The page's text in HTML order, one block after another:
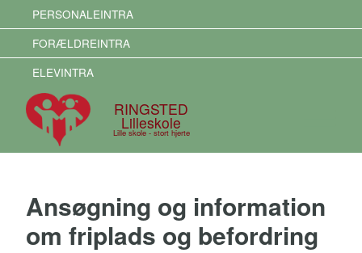
PERSONALEINTRA
FORÆLDREINTRA
ELEVINTRA
RINGSTED
Lilleskole
Lille skole - stort hjerte
Ansøgning og information
om friplads og befordring